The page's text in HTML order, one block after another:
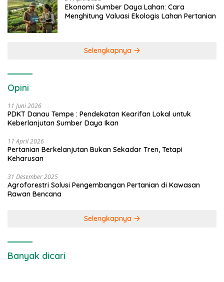
Ekonomi Sumber Daya Lahan: Cara
Menghitung Valuasi Ekologis Lahan Pertanian
Selengkapnya
Opini
11 Juni 2026
PDKT Danau Tempe : Pendekatan Kearifan Lokal untuk
Keberlanjutan Sumber Daya Ikan
11 April 2026
Pertanian Berkelanjutan Bukan Sekadar Tren, Tetapi
Keharusan
31 Desember 2025
Agroforestri Solusi Pengembangan Pertanian di Kawasan
Rawan Bencana
Selengkapnya
Banyak dicari